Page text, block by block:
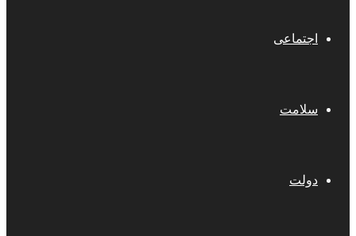
اجتماعی
سلامت
دولت